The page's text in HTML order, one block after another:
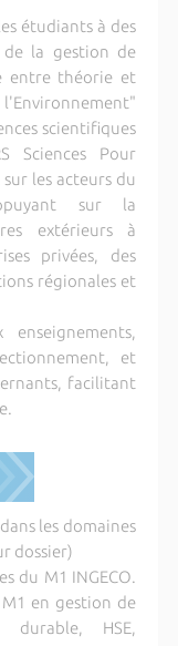
étudiants à des
de la gestion de
entre théorie et
scientifiques
Sciences Pour
les acteurs du
sur la
extérieurs à
privées, des
régionales et
et
facilitant
les domaines
dossier)
du M1 INGECO.
en gestion de
durable, HSE,